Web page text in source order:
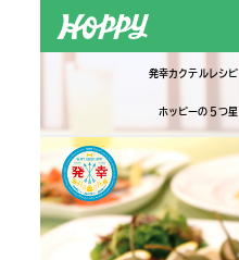
発幸カクテルレシピ
ホッピーの５つ星